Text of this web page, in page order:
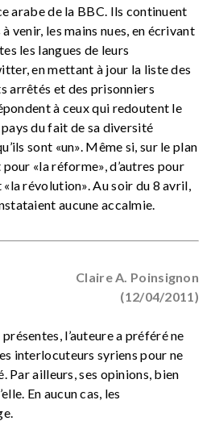
arabe de la BBC. Ils continuent
venir, les mains nues, en écrivant
les langues de leurs
en mettant à jour la liste des
arrêtés et des prisonniers
à ceux qui redoutent le
du fait de sa diversité
sont «un». Même si, sur le plan
«la réforme», d’autres pour
révolution». Au soir du 8 avril,
aucune accalmie.
Claire A. Poinsignon
(12/04/2011)
l’auteure a préféré ne
interlocuteurs syriens pour ne
Par ailleurs, ses opinions, bien
En aucun cas, les